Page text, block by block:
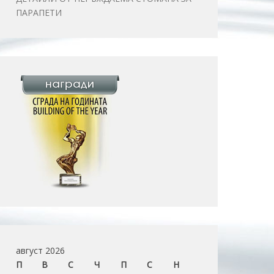
ПАРАПЕТИ
август 2026
П
В С Ч П С
Н